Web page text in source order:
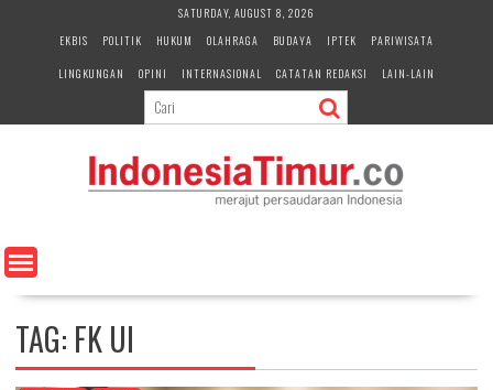
e
n
SATURDAY, AUGUST 8, 2026
EKBIS
POLITIK HUKUM OLAHRAGA BUDAYA IPTEK
PARIWISATA
LINGKUNGAN
OPINI INTERNASIONAL CATATAN REDAKSI LAIN-LAIN
TAG: FK UI